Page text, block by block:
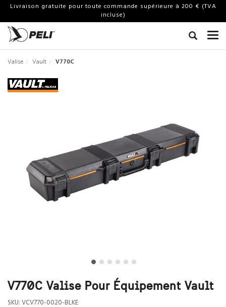
Livraison gratuite pour toute commande supérieure à 200 € (TVA
incluse)
Valise Vault V770C
V770C Valise Pour Équipement Vault
SKU:VCV770-0020-BLKE